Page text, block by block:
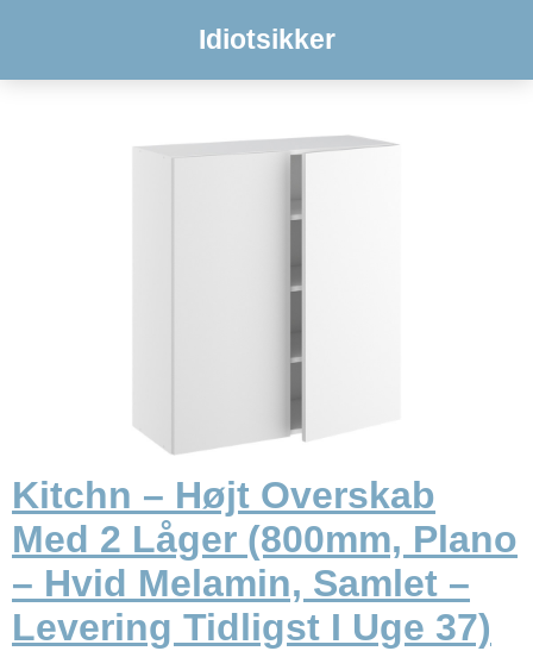
Idiotsikker
Kitchn – Højt Overskab
Med 2 Låger (800mm, Plano
– Hvid Melamin, Samlet –
Levering Tidligst I Uge 37)